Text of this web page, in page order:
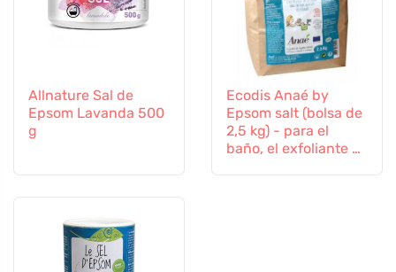
Allnature Sal de
Epsom Lavanda 500
g
Ecodis Anaé by
Epsom salt (bolsa de
2,5 kg) - para el
baño, el exfoliante y